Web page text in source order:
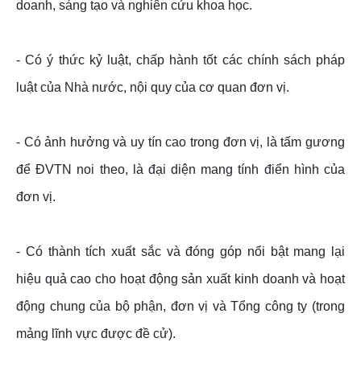
doanh, sáng tạo và nghiên cứu khoa học.
- Có ý thức kỷ luật, chấp hành tốt các chính sách pháp
luật của Nhà nước, nội quy của cơ quan đơn vị.
- Có ảnh hưởng và uy tín cao trong đơn vị, là tấm gương
để ĐVTN noi theo, là đại diện mang tính điển hình của
đơn vị.
- Có thành tích xuất sắc và đóng góp nổi bật mang lại
hiệu quả cao cho hoạt động sản xuất kinh doanh và hoạt
động chung của bộ phận, đơn vị và Tổng công ty (trong
mảng lĩnh vực được đề cử).